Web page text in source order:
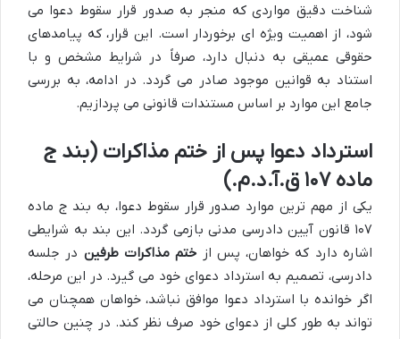
شناخت دقیق مواردی که منجر به صدور قرار سقوط دعوا می
شود، از اهمیت ویژه ای برخوردار است. این قرار، که پیامدهای
حقوقی عمیقی به دنبال دارد، صرفاً در شرایط مشخص و با
استناد به قوانین موجود صادر می گردد. در ادامه، به بررسی
جامع این موارد بر اساس مستندات قانونی می پردازیم.
استرداد دعوا پس از ختم مذاکرات (بند ج
ماده ۱۰۷ ق.آ.د.م.)
یکی از مهم ترین موارد صدور قرار سقوط دعوا، به بند ج ماده
۱۰۷ قانون آیین دادرسی مدنی بازمی گردد. این بند به شرایطی
اشاره دارد که خواهان، پس از ختم مذاکرات طرفین در جلسه
دادرسی، تصمیم به استرداد دعوای خود می گیرد. در این مرحله،
اگر خوانده با استرداد دعوا موافق نباشد، خواهان همچنان می
تواند به طور کلی از دعوای خود صرف نظر کند. در چنین حالتی